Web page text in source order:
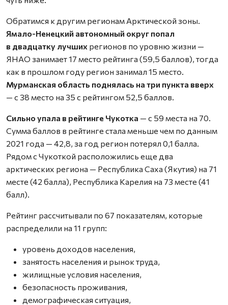
Обратимся к другим регионам Арктической зоны.
Ямало-Ненецкий автономный округ попал
в двадцатку лучших регионов по уровню жизни —
ЯНАО занимает 17 место рейтинга (59,5 баллов), тогда
как в прошлом году регион занимал 15 место.
Мурманская область поднялась на три пункта вверх
— с 38 место на 35 с рейтингом 52,5 баллов.
Сильно упала в рейтинге Чукотка — с 59 места на 70.
Сумма баллов в рейтинге стала меньше чем по данным
2021 года — 42,8, за год регион потерял 0,1 балла.
Рядом с Чукоткой расположились еще два
арктических региона — Республика Саха (Якутия) на 71
месте (42 балла), Республика Карелия на 73 месте (41
балл).
Рейтинг рассчитывали по 67 показателям, которые
распределили на 11 групп:
уровень доходов населения,
занятость населения и рынок труда,
жилищные условия населения,
безопасность проживания,
демографическая ситуация,